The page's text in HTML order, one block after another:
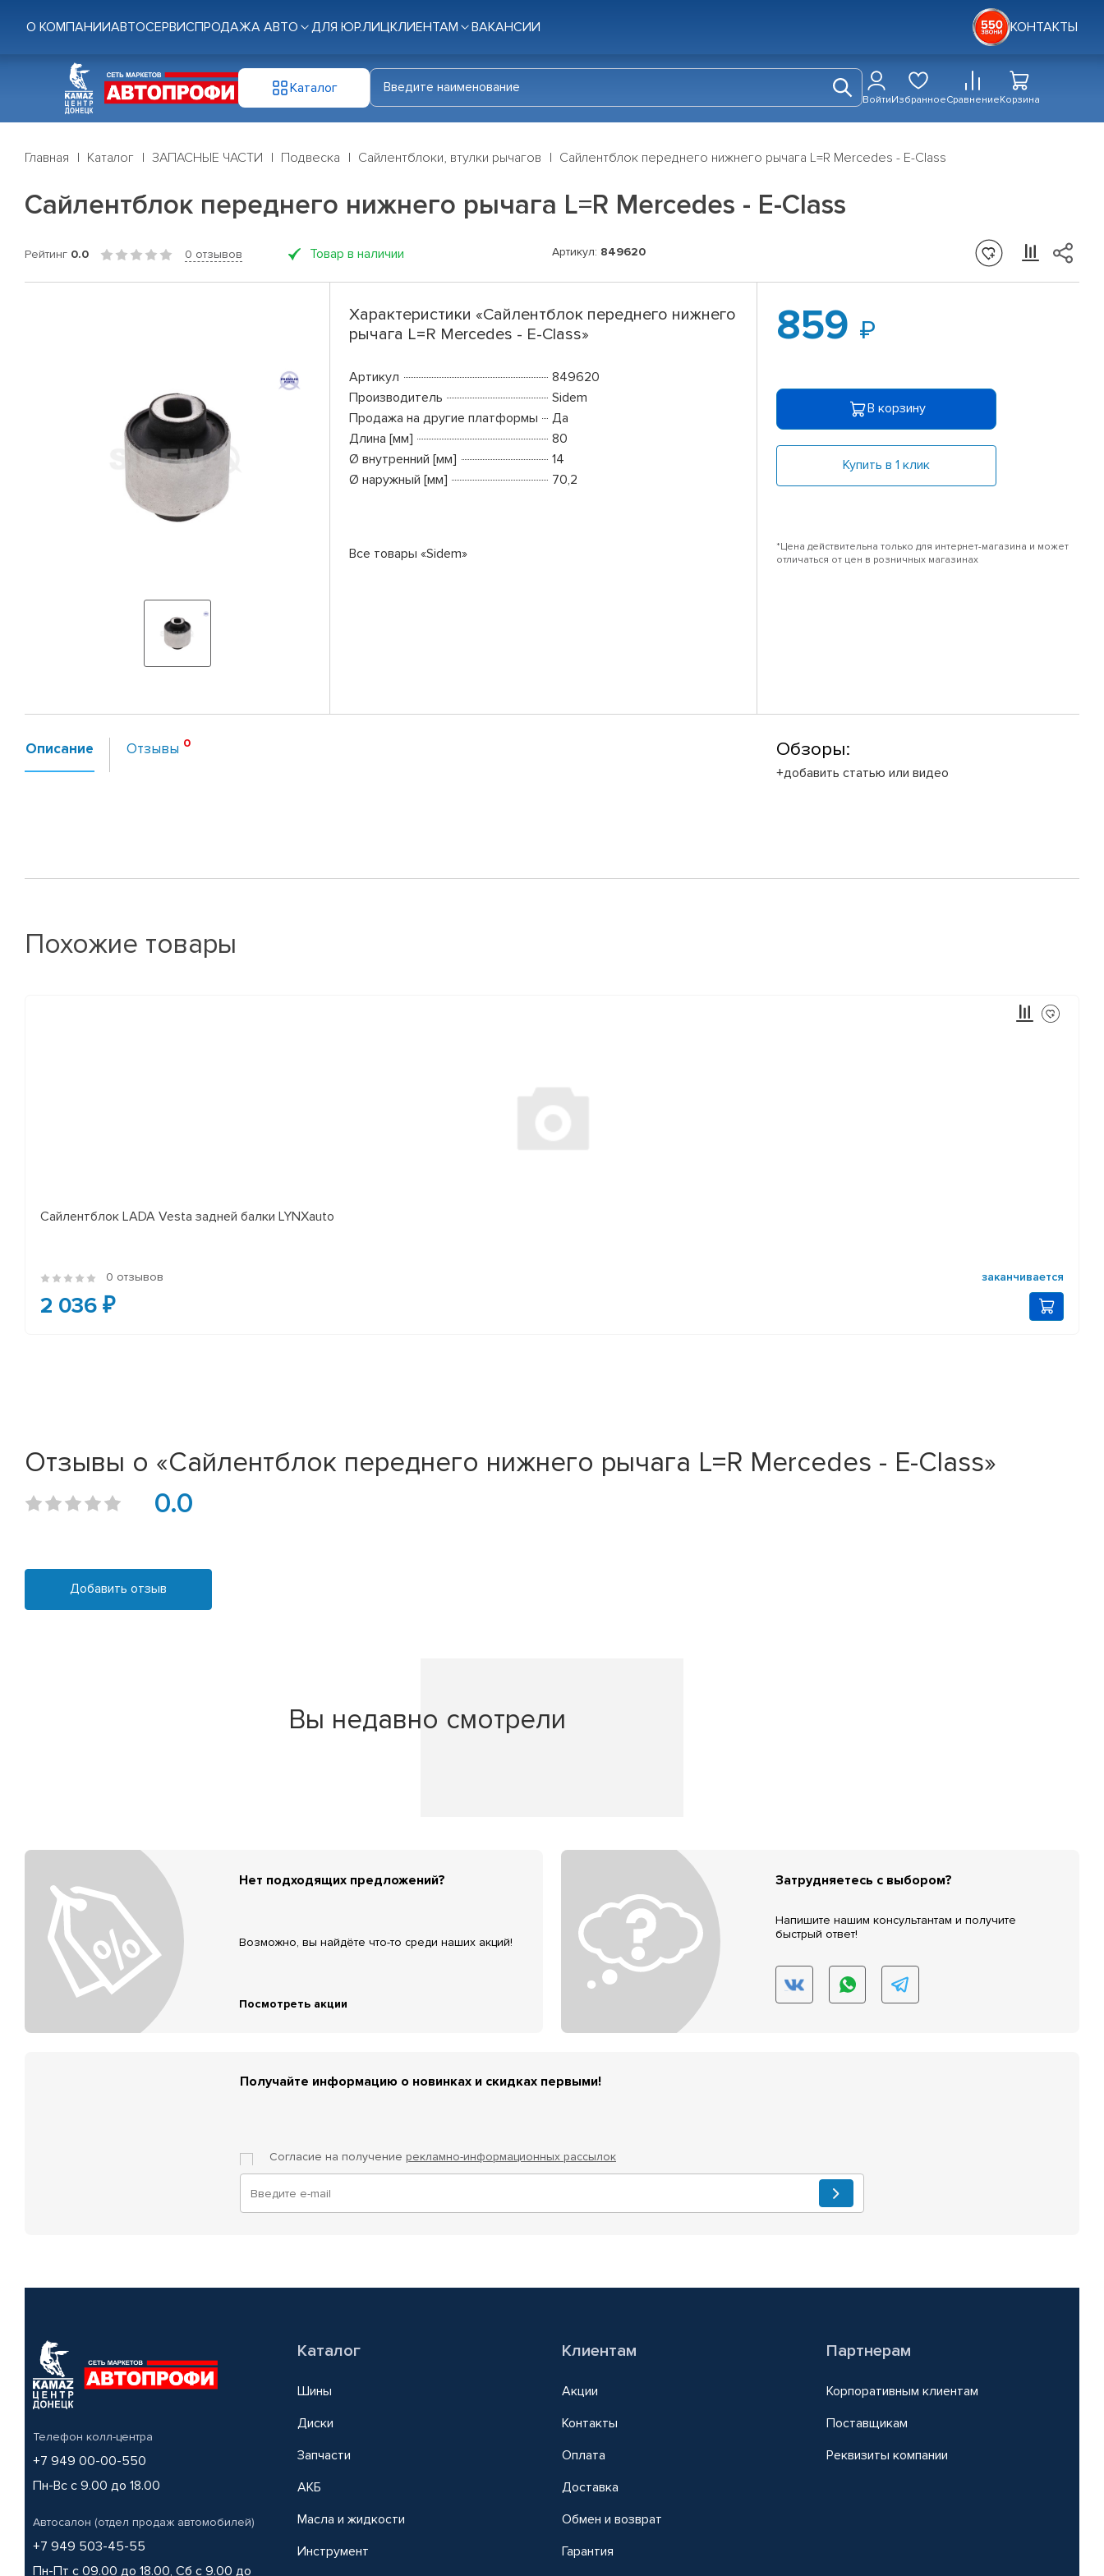
О КОМПАНИИАВТОСЕРВИСПРОДАЖА АВТО ДЛЯ ЮР.ЛИЦКЛИЕНТАМ ВАКАНСИИ КОНТАКТЫ
Каталог
ВойтиИзбранноеСравнениеКорзина
Главная Каталог ЗАПАСНЫЕ ЧАСТИ Подвеска Сайлентблоки, втулки рычагов Сайлентблок переднего нижнего рычага L=R Mercedes - E-Class
Сайлентблок переднего нижнего рычага L=R Mercedes - E-Class
Рейтинг 0.0 0 отзывов Товар в наличии Артикул: 849620
Характеристики «Сайлентблок переднего нижнего
рычага L=R Mercedes - E-Class»
Артикул
849620
Производитель
Sidem
Продажа на другие платформы
Да
Длина [мм]
80
Ø внутренний [мм]
14
Ø наружный [мм]
70,2
Все товары «Sidem»
859
В корзину
Купить в 1 клик
*Цена действительна только для интернет-магазина и может
отличаться от цен в розничных магазинах
Описание Отзывы Обзоры:
+добавить статью или видео
Похожие товары
Сайлентблок LADA Vesta задней балки LYNXauto
0 отзывов заканчивается
2 036 ₽
Отзывы о «Сайлентблок переднего нижнего рычага L=R Mercedes - E-Class»
0.0
Добавить отзыв
Вы недавно смотрели
Нет подходящих предложений?
Возможно, вы найдёте что-то среди наших акций!
Посмотреть акции
Затрудняетесь с выбором?
Напишите нашим консультантам и получите
быстрый ответ!
Получайте информацию о новинках и скидках первыми!
Согласие на получение рекламно-информационных рассылок
Телефон колл-центра
+7 949 00-00-550
Пн-Вс с 9.00 до 18.00
Автосалон (отдел продаж автомобилей)
+7 949 503-45-55
Пн-Пт с 09.00 до 18.00, Сб с 9.00 до
Каталог
Шины
Диски
Запчасти
АКБ
Масла и жидкости
Инструмент
Клиентам
Акции
Контакты
Оплата
Доставка
Обмен и возврат
Гарантия
Партнерам
Корпоративным клиентам
Поставщикам
Реквизиты компании